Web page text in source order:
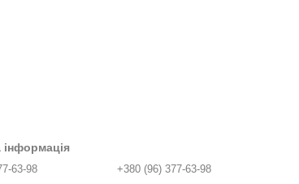
інформація
63-98
+380 (96) 377-63-98